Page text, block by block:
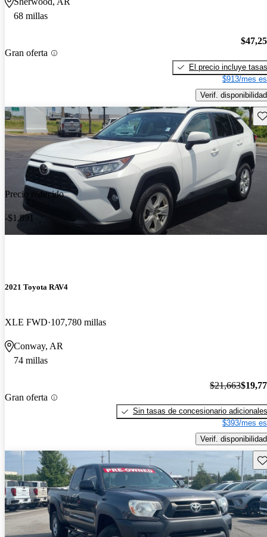
68 millas
Gran oferta
El precio incluye tasas
$913/mes
Verif. disponibilidad
Precio reducido
-$1,891
2021 Toyota RAV4
XLE FWD 107,780 millas
Conway, AR
74 millas
Gran oferta
$21,663
Sin tasas de concesionario adicionales
$393/mes
Verif. disponibilidad